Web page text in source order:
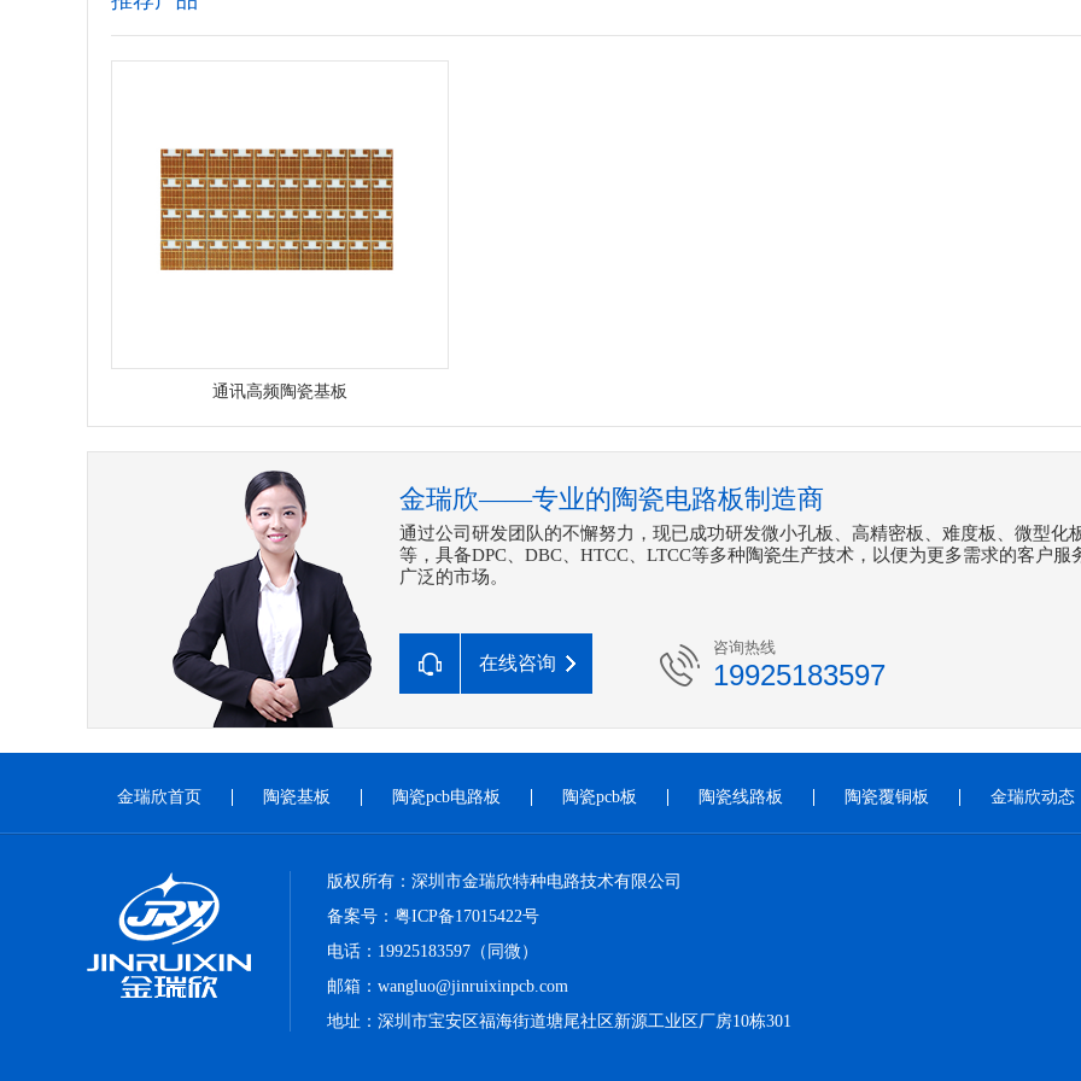
通讯高频陶瓷基板
金瑞欣——专业的陶瓷电路板制造商
通过公司研发团队的不懈努力，现已成功研发微小孔板、高精密板、难度板、微型化
等，具备DPC、DBC、HTCC、LTCC等多种陶瓷生产技术，以便为更多需求的客户服
广泛的市场。
在线咨询
咨询热线
19925183597
金瑞欣首页 陶瓷基板 陶瓷pcb电路板 陶瓷pcb板 陶瓷线路板 陶瓷覆铜板 金瑞欣动态
版权所有：深圳市金瑞欣特种电路技术有限公司
备案号： 粤ICP备17015422号
电话：19925183597（同微）
邮箱：wangluo@jinruixinpcb.com
地址：深圳市宝安区福海街道塘尾社区新源工业区厂房10栋301